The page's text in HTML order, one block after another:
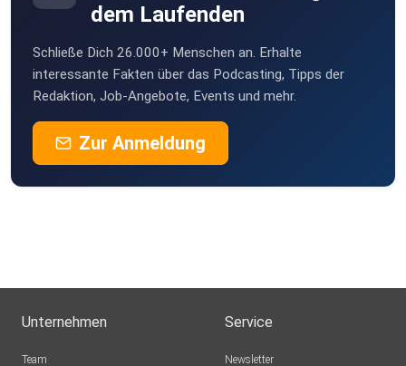
dem Laufenden
Schließe Dich 26.000+ Menschen an. Erhalte
interessante Fakten über das Podcasting, Tipps der
Redaktion, Job-Angebote, Events und mehr.
Zur Anmeldung
Unternehmen
Team
Service
Newsletter